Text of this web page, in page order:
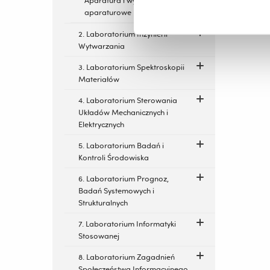
aparaturowe
2. Laboratorium Inżynierii
Wytwarzania
3. Laboratorium Spektroskopii
Materiałów
4. Laboratorium Sterowania
Układów Mechanicznych i
Elektrycznych
5. Laboratorium Badań i
Kontroli Środowiska
6. Laboratorium Prognoz,
Badań Systemowych i
Strukturalnych
7. Laboratorium Informatyki
Stosowanej
8. Laboratorium Zagadnień